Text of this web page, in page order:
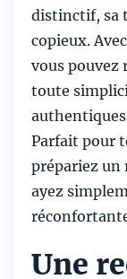
distinctif, sa
copieux.
vous pouvez
toute
Parfait pour
prépariez un
ayez
Une